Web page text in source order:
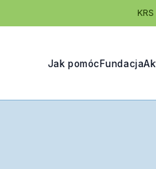
KRS
Jak pomóc Fundacja